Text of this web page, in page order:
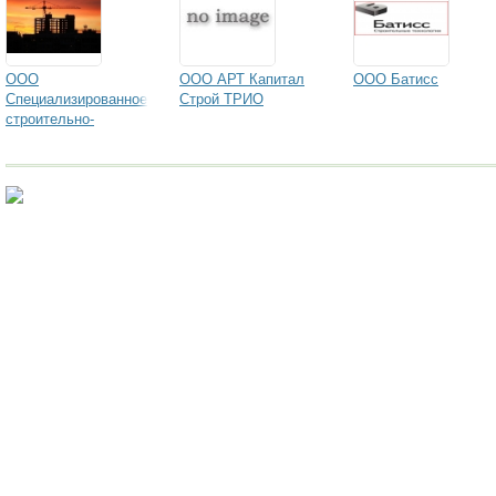
ООО
Специализированное
строительно-
ООО АРТ Капитал
Строй ТРИО
ООО Батисс